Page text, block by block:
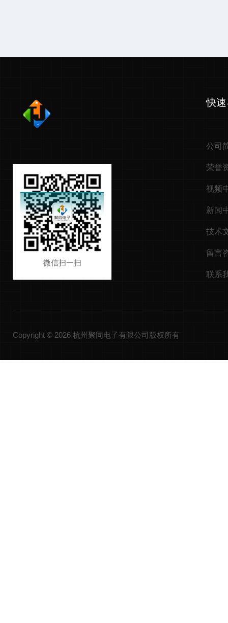
微信扫一扫
快
公司
荣誉
视频
新闻
技术
留言
联系
Copyright © 2026 杭州聚同电子有限公司版权所有